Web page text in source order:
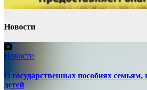
Новости
Новости
О государственных пособиях
детей